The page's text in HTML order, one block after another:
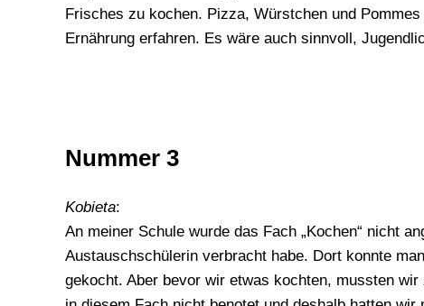
Frisches zu kochen. Pizza, Würstchen und
Ernährung erfahren. Es wäre auch sinnvoll,
Nummer 3
Kobieta:
An meiner Schule wurde das Fach „Kochen“ nicht
Austauschschülerin verbracht habe. Dort konnte
gekocht. Aber bevor wir etwas kochten, mussten